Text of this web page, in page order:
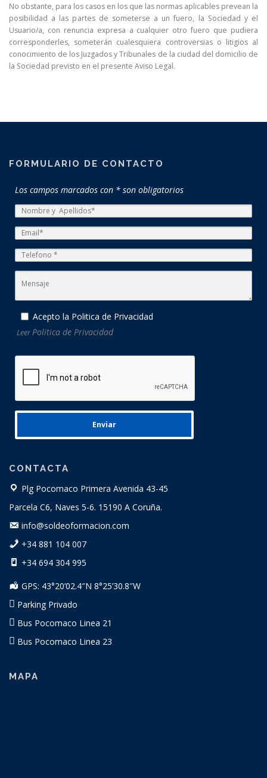
No obstante, para los casos en los que las normas aplicables prevean la
posibilidad a las partes de someterse a un fuero, la Sociedad y el
Usuario/a, con renuncia expresa a cualquier otro fuero que pudiera
corresponderles, someterán cualesquiera controversias o litigios al
conocimiento de los Juzgados y Tribunales de la ciudad del domicilio de
la Sociedad previsto en el presente Aviso Legal.
FORMULARIO DE CONTACTO
Los campos marcados con * son obligatorios
Acepto la Politica de Privacidad
LeerPolitica de Privacidad
Enviar
CONTACTA
Plg Pocomaco Primera Avenida 43-45
Parcela C6, Naves 5-6. 15190 A Coruña.
info@soldeoformacion.com
+34 881 104 007
+34 694 304 995
GPS: 43°20’02.4″N 8°25’30.8″W
Parking Privado
Bus Pocomaco Linea 21
Bus Pocomaco Linea 23
MAPA